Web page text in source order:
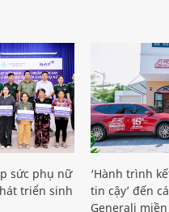
sức phụ nữ
triển sinh
‘Hành trình
tin cậy’ đến
Generali miền